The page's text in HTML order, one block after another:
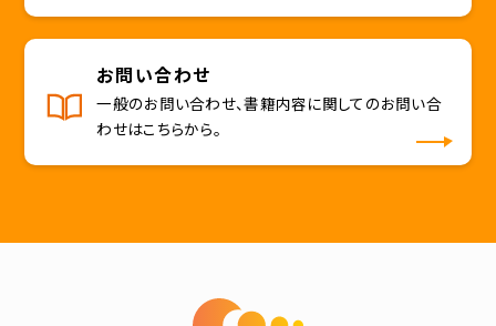
お問い合わせ
一般のお問い合わせ、書籍内容に関してのお問い合
わせはこちらから。